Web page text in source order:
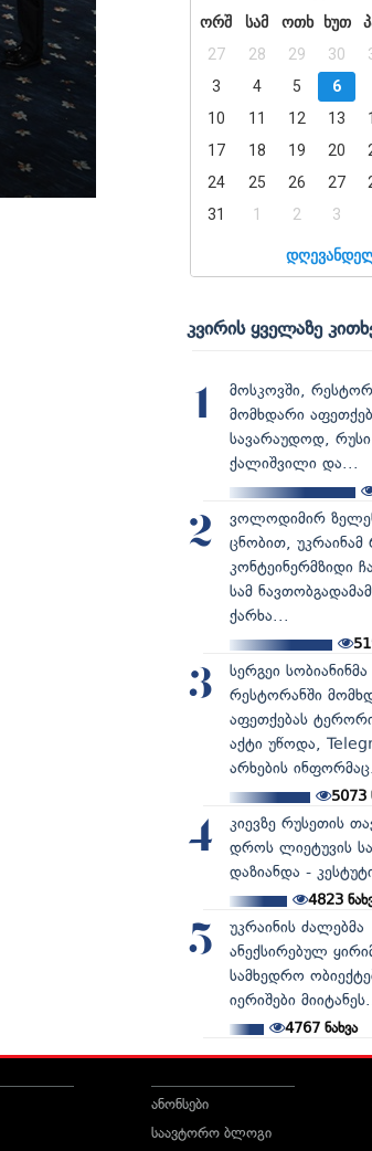
ორშ
სამ ოთხ ხუთ
27
28 29 30
3
4 5 6
10
11 12 13
17
18 19 20
24
25 26 27
31
1 2 3
კვირის ყველაზე
1
მოსკოვში,
მომხდარი
სავარაუდოდ,
ქალიშვილი და...
2
ვოლოდიმირ
ცნობით,
კონტეინერმზიდი
სამ
ქარხა...
3
სერგეი
რესტორანში
აფეთქებას
აქტი უწოდა,
არხების
5073
4
კიევზე რუსეთის
დროს ლიეტუვის
დაზიანდა -
4823
5
უკრაინის ძალებმა
ანექსირებულ
სამხედრო
იერიშები
4767 ნახვა
ანონსები
საავტორო ბლოგი